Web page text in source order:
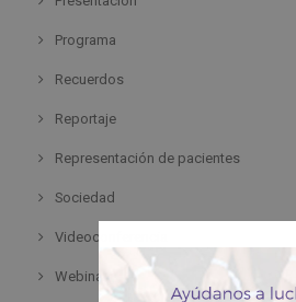
Programa
Recuerdos
Reportaje
Representación de pacientes
Sociedad
Videoconferencia
Webinar